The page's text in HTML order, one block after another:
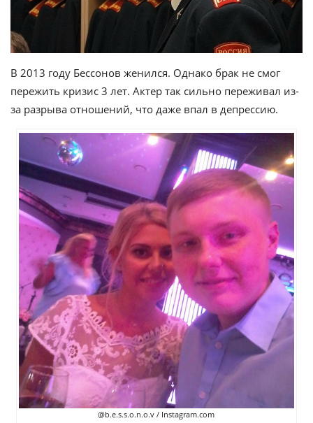
В 2013 году Бессонов женился. Однако брак не смог
пережить кризис 3 лет. Актер так сильно переживал из-
за разрыва отношений, что даже впал в депрессию.
@b.e.s.s.o.n.o.v / Instagram.com